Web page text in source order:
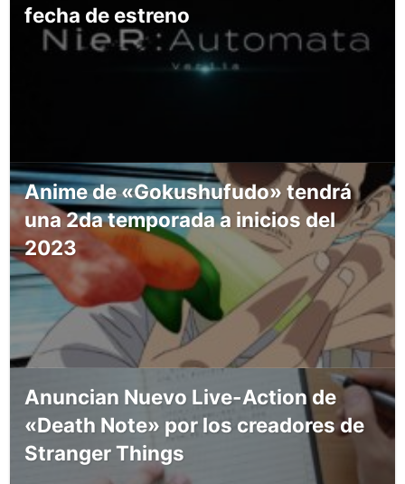
fecha de estreno
Anime de «Gokushufudo» tendrá
una 2da temporada a inicios del
2023
Anuncian Nuevo Live-Action de
«Death Note» por los creadores de
Stranger Things